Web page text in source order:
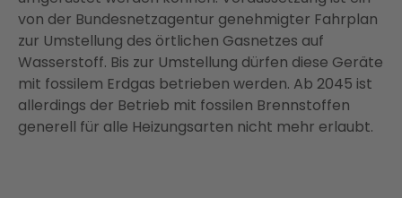
von der Bundesnetzagentur genehmigter Fahrplan
zur Umstellung des örtlichen Gasnetzes auf
Wasserstoff. Bis zur Umstellung dürfen diese Geräte
mit fossilem Erdgas betrieben werden. Ab 2045 ist
allerdings der Betrieb mit fossilen Brennstoffen
generell für alle Heizungsarten nicht mehr erlaubt.